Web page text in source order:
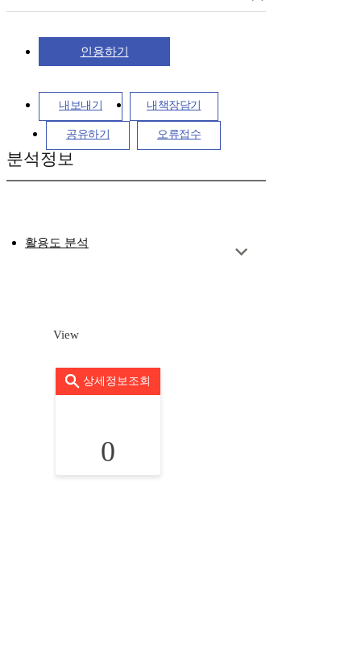
인용하기
내보내기 내책장담기
공유하기 오류접수
분석정보
활용도 분석
View
상세정보조회
0